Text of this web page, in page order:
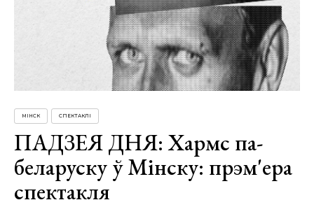
МІНСК СПЕКТАКЛІ
ПАДЗЕЯ ДНЯ: Хармс па-
беларуску ў Мінску: прэм'ера
спектакля